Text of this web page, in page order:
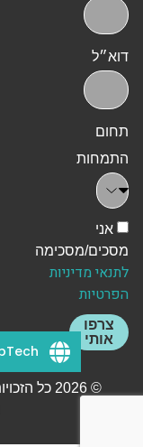
דוא״ל
תחום
התמחות
אני
מסכים/מסכימה
לתנאי מדיניות
הפרטיות
צרפו
אותי
© 2026